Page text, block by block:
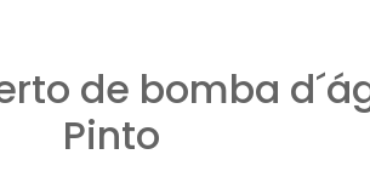
de bomba
Pinto